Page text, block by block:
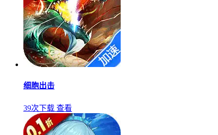
细胞出击
39次下载 查看